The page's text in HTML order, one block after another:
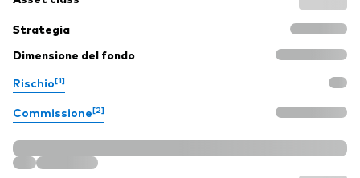
Strategia
Dimensione del fondo
Rischio[1]
Commissione[2]